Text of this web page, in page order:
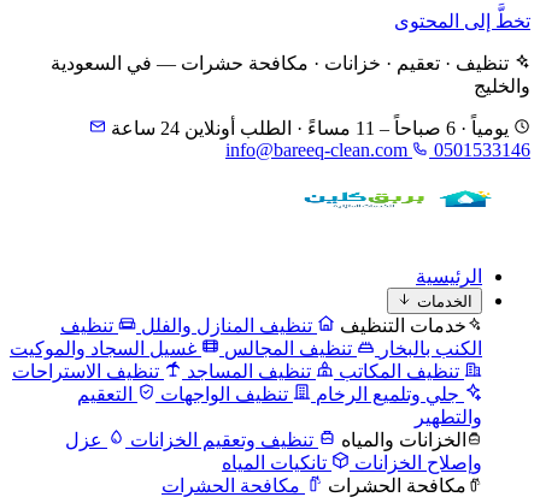
تخطَّ إلى المحتوى
تنظيف · تعقيم · خزانات · مكافحة حشرات — في السعودية
والخليج
يومياً · 6 صباحاً – 11 مساءً · الطلب أونلاين 24 ساعة
info@bareeq-clean.com
0501533146
الرئيسية
الخدمات
خدمات التنظيف تنظيف المنازل والفلل
تنظيف
الكنب بالبخار
تنظيف المجالس
غسيل السجاد والموكيت
تنظيف المكاتب
تنظيف المساجد
تنظيف الاستراحات
جلي وتلميع الرخام
تنظيف الواجهات
التعقيم
والتطهير
الخزانات والمياه
تنظيف وتعقيم الخزانات
عزل
وإصلاح الخزانات
تانكيات المياه
مكافحة الحشرات
مكافحة الحشرات